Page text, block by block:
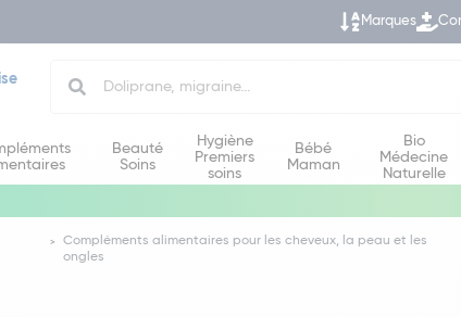
Marques
Beauté
Soins
Hygiène
Premiers
soins
Bébé
Maman
Bio
Médecine
Naturelle
Compléments alimentaires pour les cheveux, la peau et les
ongles